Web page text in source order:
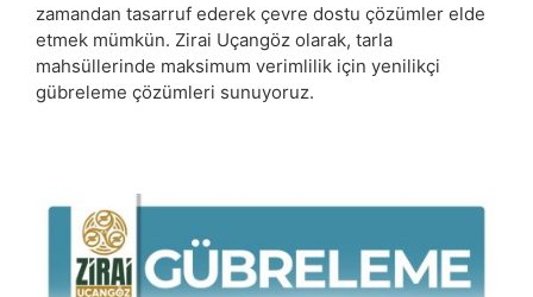
zamandan tasarruf ederek çevre dostu çözümler elde
etmek mümkün. Zirai Uçangöz olarak, tarla
mahsüllerinde maksimum verimlilik için yenilikçi
gübreleme çözümleri sunuyoruz.